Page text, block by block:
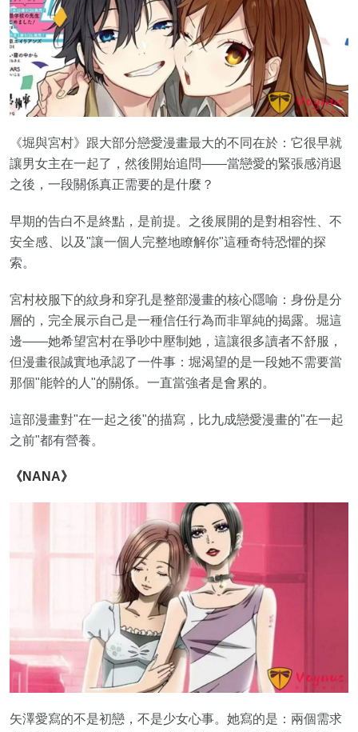
《堀與宮村》跟大部分戀愛漫畫最大的不同在於：它很早就
讓男女主在一起了，然後開始追問——當戀愛的緊張感消退
之後，一段關係真正需要的是什麼？
早期的告白不是終點，是前提。之後展開的是對相容性、不
安全感、以及"讓一個人完整地瞭解你"這種奇特恐懼的探
索。
宮村校服下的紋身和穿孔是整部漫畫的核心隱喻：身份是分
層的，完全展示自己是一種信任行為而非單純的揭露。堀這
邊——她希望宮村在爭吵中壓制她，這讓很多讀者不舒服，
但漫畫很誠實地承認了一件事：堀渴望的是一段她不需要當
那個"能幹的人"的關係。一直當強者是會累的。
這部漫畫對"在一起之後"的描寫，比九成戀愛漫畫的"在一起
之前"都有營養。
《NANA》
矢澤愛寫的不是初戀，不是少女心事。她寫的是：兩個需求